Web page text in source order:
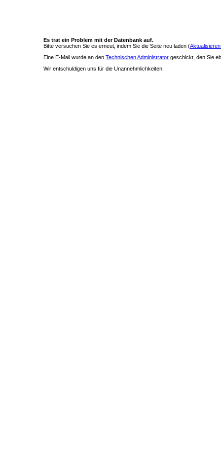
Es trat ein Problem mit der Datenbank auf.
Bitte versuchen Sie es erneut, indem Sie die Seite neu laden (
Eine E-Mail wurde an den Technischen Administrator geschickt, den Sie
Wir entschuldigen uns für die Unannehmlichkeiten.